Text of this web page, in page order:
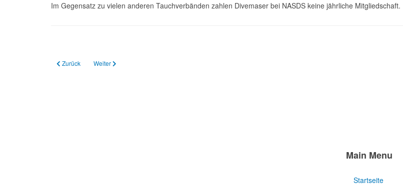
Im Gegensatz zu vielen anderen Tauchverbänden zahlen Divemaser bei NASDS keine jährliche Mitgliedschaft.
Previous article: Rescue Diver
Zurück Next article: Master Diver
Weiter
Main Menu
Startseite